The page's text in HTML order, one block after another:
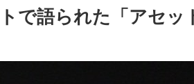
で語られた「アセッ